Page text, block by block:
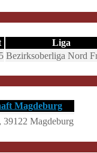
Liga
Bezirksoberliga Nord
Magdeburg
39122 Magdeburg